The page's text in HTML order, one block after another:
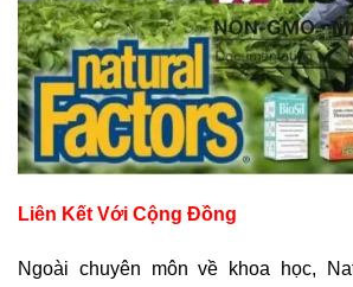
Liên Kết Với Cộng Đồng
Ngoài chuyên môn về khoa học,